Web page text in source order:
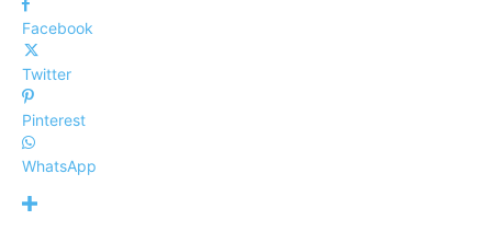
Facebook
Twitter
Pinterest
WhatsApp